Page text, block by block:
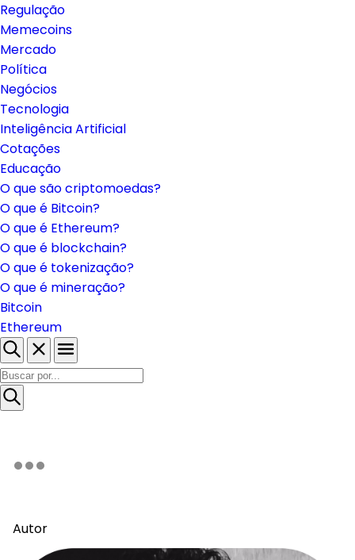
Regulação
Memecoins
Mercado
Política
Negócios
Tecnologia
Inteligência Artificial
Cotações
Educação
O que são criptomoedas?
O que é Bitcoin?
O que é Ethereum?
O que é blockchain?
O que é tokenização?
O que é mineração?
Bitcoin
Ethereum
Autor